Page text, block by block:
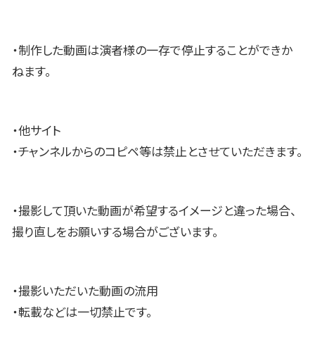
・制作した動画は演者様の一存で停止することができか
ねます。
・他サイト
・チャンネルからのコピペ等は禁止とさせていただきます。
・撮影して頂いた動画が希望するイメージと違った場合、
撮り直しをお願いする場合がございます。
・撮影いただいた動画の流用
・転載などは一切禁止です。